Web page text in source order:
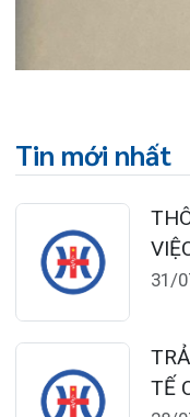
124 Nguyễn Đức
Chân, Hải Phòng